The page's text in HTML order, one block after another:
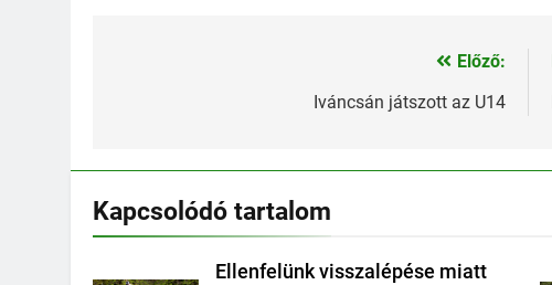
Előző:
Iváncsán játszott az U14
Kapcsolódó tartalom
Ellenfelünk visszalépése miatt